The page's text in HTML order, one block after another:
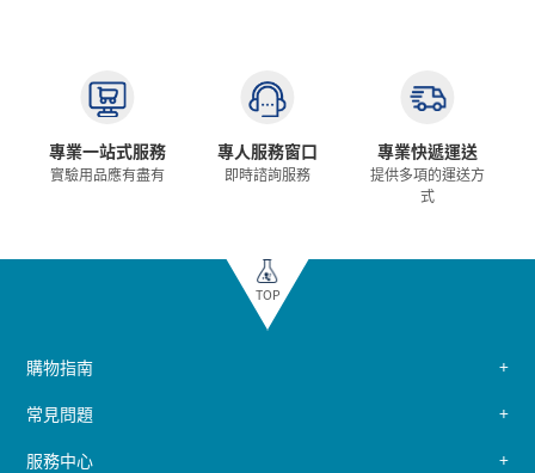
專業一站式服務
實驗用品應有盡有
專人服務窗口
即時諮詢服務
專業快遞運送
提供多項的運送方
式
TOP
購物指南
常見問題
服務中心